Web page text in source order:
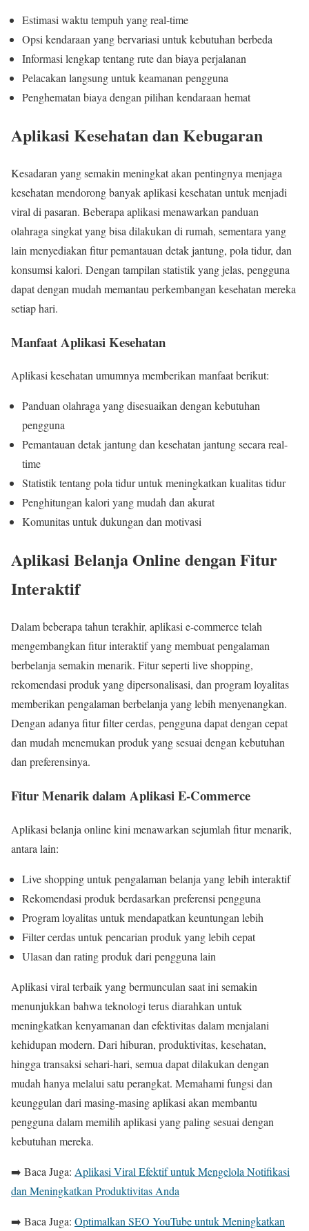
Estimasi waktu tempuh yang real-time
Opsi kendaraan yang bervariasi untuk kebutuhan berbeda
Informasi lengkap tentang rute dan biaya perjalanan
Pelacakan langsung untuk keamanan pengguna
Penghematan biaya dengan pilihan kendaraan hemat
Aplikasi Kesehatan dan Kebugaran
Kesadaran yang semakin meningkat akan pentingnya menjaga
kesehatan mendorong banyak aplikasi kesehatan untuk menjadi
viral di pasaran. Beberapa aplikasi menawarkan panduan
olahraga singkat yang bisa dilakukan di rumah, sementara yang
lain menyediakan fitur pemantauan detak jantung, pola tidur, dan
konsumsi kalori. Dengan tampilan statistik yang jelas, pengguna
dapat dengan mudah memantau perkembangan kesehatan mereka
setiap hari.
Manfaat Aplikasi Kesehatan
Aplikasi kesehatan umumnya memberikan manfaat berikut:
Panduan olahraga yang disesuaikan dengan kebutuhan
pengguna
Pemantauan detak jantung dan kesehatan jantung secara real-
time
Statistik tentang pola tidur untuk meningkatkan kualitas tidur
Penghitungan kalori yang mudah dan akurat
Komunitas untuk dukungan dan motivasi
Aplikasi Belanja Online dengan Fitur
Interaktif
Dalam beberapa tahun terakhir, aplikasi e-commerce telah
mengembangkan fitur interaktif yang membuat pengalaman
berbelanja semakin menarik. Fitur seperti live shopping,
rekomendasi produk yang dipersonalisasi, dan program loyalitas
memberikan pengalaman berbelanja yang lebih menyenangkan.
Dengan adanya fitur filter cerdas, pengguna dapat dengan cepat
dan mudah menemukan produk yang sesuai dengan kebutuhan
dan preferensinya.
Fitur Menarik dalam Aplikasi E-Commerce
Aplikasi belanja online kini menawarkan sejumlah fitur menarik,
antara lain:
Live shopping untuk pengalaman belanja yang lebih interaktif
Rekomendasi produk berdasarkan preferensi pengguna
Program loyalitas untuk mendapatkan keuntungan lebih
Filter cerdas untuk pencarian produk yang lebih cepat
Ulasan dan rating produk dari pengguna lain
Aplikasi viral terbaik yang bermunculan saat ini semakin
menunjukkan bahwa teknologi terus diarahkan untuk
meningkatkan kenyamanan dan efektivitas dalam menjalani
kehidupan modern. Dari hiburan, produktivitas, kesehatan,
hingga transaksi sehari-hari, semua dapat dilakukan dengan
mudah hanya melalui satu perangkat. Memahami fungsi dan
keunggulan dari masing-masing aplikasi akan membantu
pengguna dalam memilih aplikasi yang paling sesuai dengan
kebutuhan mereka.
➡️ Baca Juga: Aplikasi Viral Efektif untuk Mengelola Notifikasi
dan Meningkatkan Produktivitas Anda
➡️ Baca Juga: Optimalkan SEO YouTube untuk Meningkatkan